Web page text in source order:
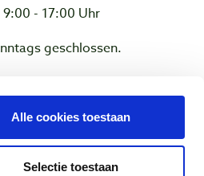
Alle cookies toestaan
Selectie toestaan
9:00 - 17:00 Uhr
geschlossen.